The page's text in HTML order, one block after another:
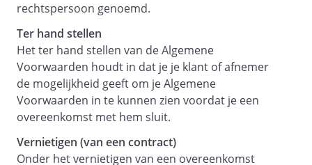
Artikel
25 -
Geheimhouding
Artikel
26 -
Boete op overtreding
geheimhoudingsplicht
Overtreedt opdrachtgever het artikel
van deze algemene voorwaarden over
rechtspersoon genoemd.
Ter hand stellen
Het ter hand stellen van de Algemene
Voorwaarden houdt in dat je je klant of afnemer
de mogelijkheid geeft om je Algemene
Voorwaarden in te kunnen zien voordat je een
overeenkomst met hem sluit.
Vernietigen (van een contract)
Onder het vernietigen van een overeenkomst